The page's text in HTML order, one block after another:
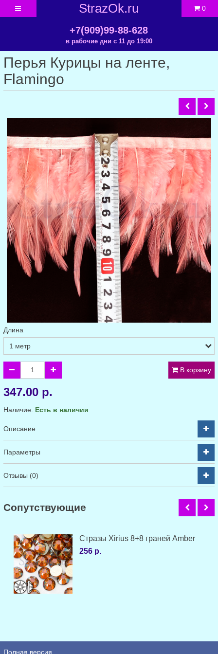
StrazOk.ru
+7(909)99-88-628
в рабочие дни с 11 до 19:00
0
Перья Курицы на ленте,
Flamingo
Длина
В корзину
347.00 р.
Наличие: Есть в наличии
Описание
Параметры
Отзывы (0)
Cопутствующие
Стразы Xirius 8+8 граней Amber
256 р.
Полная версия